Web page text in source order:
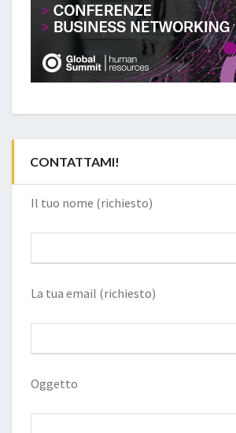
CONTATTAMI!
Il tuo nome (richiesto)
La tua email (richiesto)
Oggetto